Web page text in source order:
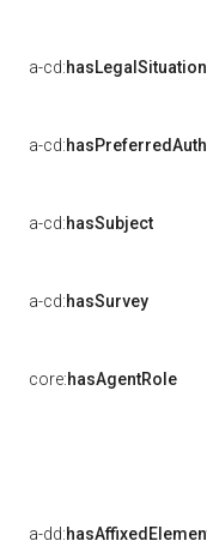
a-cd:hasLegalSituation
a-cd:
a-cd:hasSubject
a-cd:hasSurvey
core:hasAgentRole
a-dd: